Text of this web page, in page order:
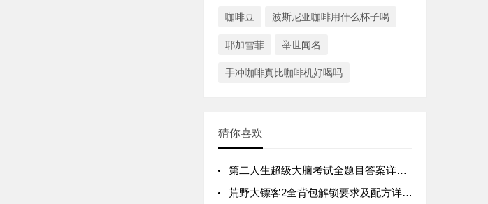
咖啡豆 波斯尼亚咖啡用什么杯子喝
耶加雪菲 举世闻名
手冲咖啡真比咖啡机好喝吗
猜你喜欢
第二人生超级大脑考试全题目答案详解汇总
荒野大镖客2全背包解锁要求及配方详解汇总